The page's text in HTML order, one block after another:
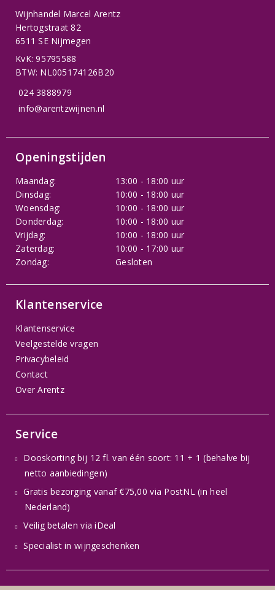
Wijnhandel Marcel Arentz
Hertogstraat 82
6511 SE Nijmegen
KvK: 95795588
BTW: NL005174126B20
024 3888979
info@arentzwijnen.nl
Openingstijden
Maandag:
13:00 - 18:00 uur
Dinsdag:
10:00 - 18:00 uur
Woensdag:
10:00 - 18:00 uur
Donderdag:
10:00 - 18:00 uur
Vrijdag:
10:00 - 18:00 uur
Zaterdag:
10:00 - 17:00 uur
Zondag:
Gesloten
Klantenservice
Klantenservice
Veelgestelde vragen
Privacybeleid
Contact
Over Arentz
Service
Dooskorting bij 12 fl. van één soort: 11 + 1 (behalve bij
netto aanbiedingen)
Gratis bezorging vanaf €75,00 via PostNL (in heel
Nederland)
Veilig betalen via iDeal
Specialist in wijngeschenken